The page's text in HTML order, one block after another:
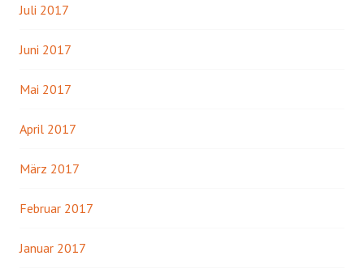
Juli 2017
Juni 2017
Mai 2017
April 2017
März 2017
Februar 2017
Januar 2017